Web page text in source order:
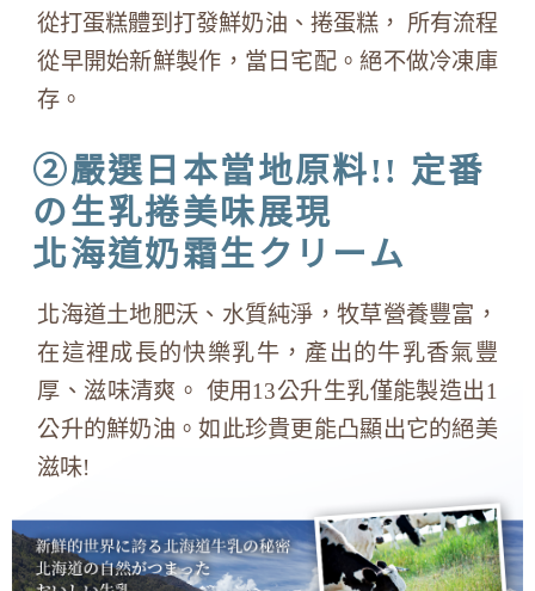
從打蛋糕體到打發鮮奶油、捲蛋糕， 所有流程
從早開始新鮮製作，當日宅配。絕不做冷凍庫
存。
②嚴選日本當地原料!! 定番
の生乳捲美味展現
北海道奶霜生クリーム
北海道土地肥沃、水質純淨，牧草營養豐富，
在這裡成長的快樂乳牛，產出的牛乳香氣豐
厚、滋味清爽。 使用13公升生乳僅能製造出1
公升的鮮奶油。如此珍貴更能凸顯出它的絕美
滋味!